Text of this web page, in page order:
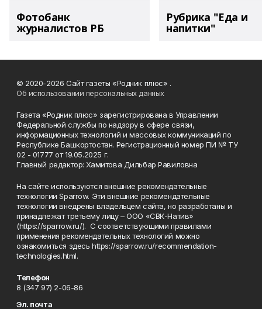
Фотобанк
журналистов РБ
Рубрика "Еда и
напитки"
© 2020-2026 Сайт газеты «Родник плюс» .
Об использовании персональных данных
Газета «Родник плюс» зарегистрирована в Управлении
Федеральной службы по надзору в сфере связи,
информационных технологий и массовых коммуникаций по
Республике Башкортостан. Регистрационный номер ПИ № ТУ
02 - 01777 от 19.05.2025 г.
Главный редактор: Хамитова Дильбар Равиловна
На сайте используются внешние рекомендательные
технологии Sparrow. Эти внешние рекомендательные
технологии внедрены владельцем сайта, но разработаны и
принадлежат третьему лицу – ООО «СВК-Натив»
(https://sparrow.ru/). С соответствующими правилами
применения рекомендательных технологий можно
ознакомиться здесь https://sparrow.ru/recommendation-
technologies.html.
Телефон
8 (347 97) 2-06-86
Эл. почта